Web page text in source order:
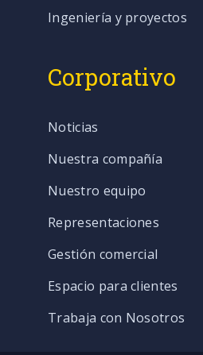
Ingeniería y proyectos
Corporativo
Noticias
Nuestra compañía
Nuestro equipo
Representaciones
Gestión comercial
Espacio para clientes
Trabaja con Nosotros